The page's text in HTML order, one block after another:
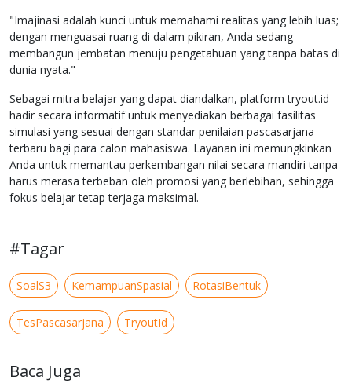
"Imajinasi adalah kunci untuk memahami realitas yang lebih luas;
dengan menguasai ruang di dalam pikiran, Anda sedang
membangun jembatan menuju pengetahuan yang tanpa batas di
dunia nyata."
Sebagai mitra belajar yang dapat diandalkan, platform tryout.id
hadir secara informatif untuk menyediakan berbagai fasilitas
simulasi yang sesuai dengan standar penilaian pascasarjana
terbaru bagi para calon mahasiswa. Layanan ini memungkinkan
Anda untuk memantau perkembangan nilai secara mandiri tanpa
harus merasa terbeban oleh promosi yang berlebihan, sehingga
fokus belajar tetap terjaga maksimal.
#Tagar
SoalS3 KemampuanSpasial RotasiBentuk
TesPascasarjana TryoutId
Baca Juga